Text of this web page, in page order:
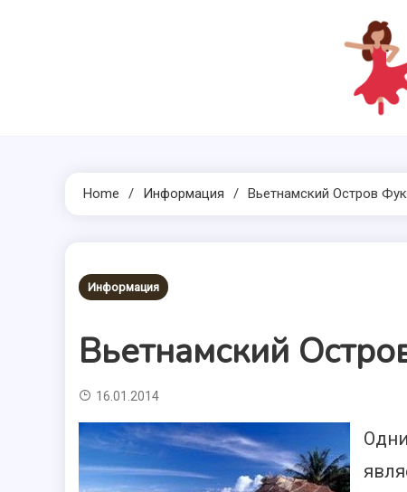
Home Информация Вьетнамский Остров
Информация
Вьетнамский
16.01.2014